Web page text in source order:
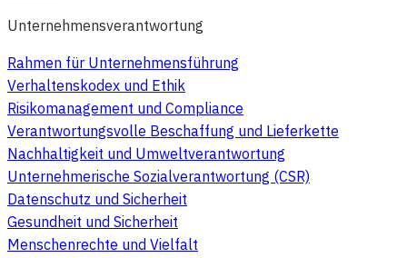
Unternehmensverantwortung
Rahmen für Unternehmensführung
Verhaltenskodex und Ethik
Risikomanagement und Compliance
Verantwortungsvolle Beschaffung und Lieferkette
Nachhaltigkeit und Umweltverantwortung
Unternehmerische Sozialverantwortung (CSR)
Datenschutz und Sicherheit
Gesundheit und Sicherheit
Menschenrechte und Vielfalt